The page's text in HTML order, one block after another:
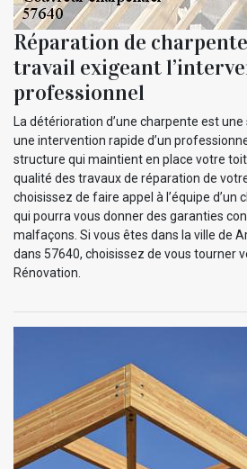
Réparation de
travail exigeant
professionnel
La détérioration d’une charpente est
une intervention rapide d’un
structure qui maintient en place votre
qualité des travaux de réparation de
choisissez de faire appel à l’équipe d’un
qui pourra vous donner des garanties
malfaçons. Si vous êtes dans la ville de
dans 57640, choisissez de vous tourner
Rénovation.